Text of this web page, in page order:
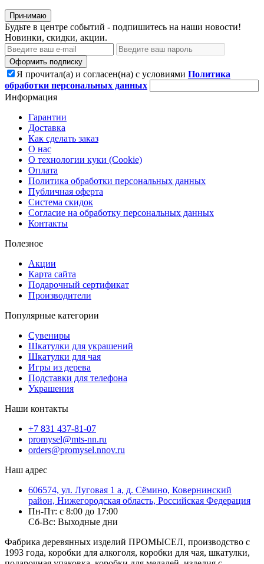
Принимаю
Будьте в центре событий - подпишитесь на наши новости!
Новинки, скидки, акции.
Оформить подписку
Я прочитал(а) и согласен(на) с условиями Политика
обработки персональных данных
Информация
Гарантии
Доставка
Как сделать заказ
О нас
О технологии куки (Cookie)
Оплата
Политика обработки персональных данных
Публичная оферта
Система скидок
Согласие на обработку персональных данных
Контакты
Полезное
Акции
Карта сайта
Подарочный сертификат
Производители
Популярные категории
Сувениры
Шкатулки для украшений
Шкатулки для чая
Игры из дерева
Подставки для телефона
Украшения
Наши контакты
+7 831 437-81-07
promysel@mts-nn.ru
orders@promysel.nnov.ru
Наш адрес
606574, ул. Луговая 1 а, д. Сёмино, Ковернинский
район, Нижегородская область, Российская Федерация
Пн-Пт: с 8:00 до 17:00
Сб-Вс: Выходные дни
Фабрика деревянных изделий ПРОМЫСЕЛ, производство с
1993 года, коробки для алкоголя, коробки для чая, шкатулки,